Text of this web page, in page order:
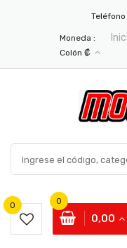
Moneda :
Colón ₡
0
0,00
0